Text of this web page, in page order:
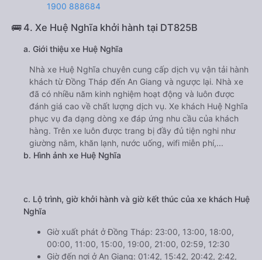
1900 888684
🚌 4. Xe Huệ Nghĩa khởi hành tại DT825B
a. Giới thiệu xe Huệ Nghĩa
Nhà xe Huệ Nghĩa chuyên cung cấp dịch vụ vận tải hành
khách từ Đồng Tháp đến An Giang và ngược lại. Nhà xe
đã có nhiều năm kinh nghiệm hoạt động và luôn được
đánh giá cao về chất lượng dịch vụ. Xe khách Huệ Nghĩa
phục vụ đa dạng dòng xe đáp ứng nhu cầu của khách
hàng. Trên xe luôn được trang bị đầy đủ tiện nghi như
giường nằm, khăn lạnh, nước uống, wifi miễn phí,...
b. Hình ảnh xe Huệ Nghĩa
c. Lộ trình, giờ khởi hành và giờ kết thúc của xe khách Huệ
Nghĩa
Giờ xuất phát ở Đồng Tháp: 23:00, 13:00, 18:00,
00:00, 11:00, 15:00, 19:00, 21:00, 02:59, 12:30
Giờ đến nơi ở An Giang: 01:42, 15:42, 20:42, 2:42,